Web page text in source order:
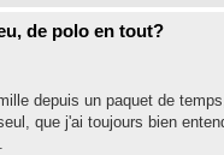
de polo en tout?
depuis un paquet de
que j'ai toujours bien